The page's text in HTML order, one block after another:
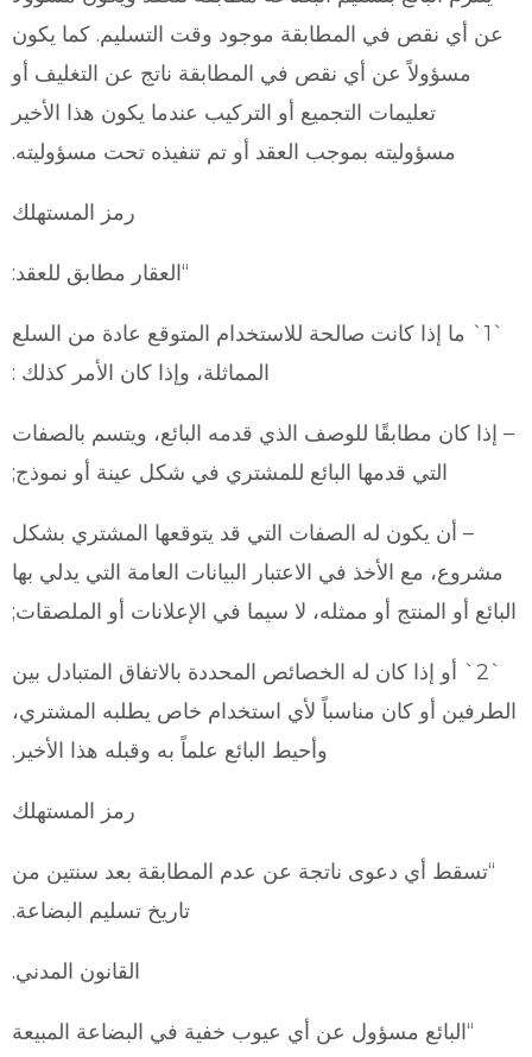
عن أي نقص في المطابقة موجود وقت التسليم. كما يكون
مسؤولاً عن أي نقص في المطابقة ناتج عن التغليف أو
تعليمات التجميع أو التركيب عندما يكون هذا الأخير
مسؤوليته بموجب العقد أو تم تنفيذه تحت مسؤوليته.
رمز المستهلك
“العقار مطابق للعقد:
`1` ما إذا كانت صالحة للاستخدام المتوقع عادة من السلع
المماثلة، وإذا كان الأمر كذلك :
– إذا كان مطابقًا للوصف الذي قدمه البائع، ويتسم بالصفات
التي قدمها البائع للمشتري في شكل عينة أو نموذج;
– أن يكون له الصفات التي قد يتوقعها المشتري بشكل
مشروع، مع الأخذ في الاعتبار البيانات العامة التي يدلي بها
البائع أو المنتج أو ممثله، لا سيما في الإعلانات أو الملصقات;
`2` أو إذا كان له الخصائص المحددة بالاتفاق المتبادل بين
الطرفين أو كان مناسباً لأي استخدام خاص يطلبه المشتري،
وأحيط البائع علماً به وقبله هذا الأخير.
رمز المستهلك
“تسقط أي دعوى ناتجة عن عدم المطابقة بعد سنتين من
تاريخ تسليم البضاعة.
القانون المدني.
“البائع مسؤول عن أي عيوب خفية في البضاعة المبيعة